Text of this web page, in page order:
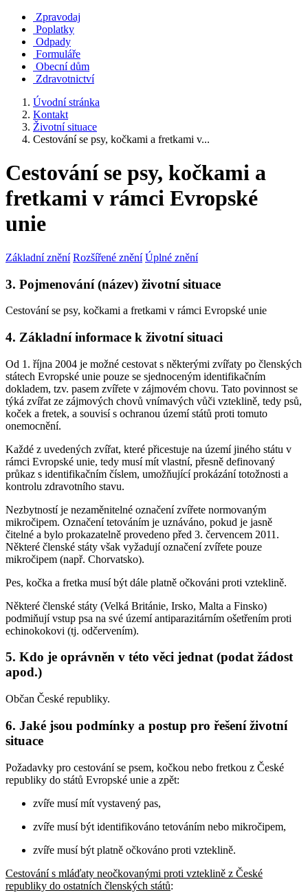
Zpravodaj
Poplatky
Odpady
Formuláře
Obecní dům
Zdravotnictví
Úvodní stránka
Kontakt
Životní situace
Cestování se psy, kočkami a fretkami v...
Cestování se psy, kočkami a
fretkami v rámci Evropské
unie
Základní znění Rozšířené znění Úplné znění
3. Pojmenování (název) životní situace
Cestování se psy, kočkami a fretkami v rámci Evropské unie
4. Základní informace k životní situaci
Od 1. října 2004 je možné cestovat s některými zvířaty po členských
státech Evropské unie pouze se sjednoceným identifikačním
dokladem, tzv. pasem zvířete v zájmovém chovu. Tato povinnost se
týká zvířat ze zájmových chovů vnímavých vůči vzteklině, tedy psů,
koček a fretek, a souvisí s ochranou území států proti tomuto
onemocnění.
Každé z uvedených zvířat, které přicestuje na území jiného státu v
rámci Evropské unie, tedy musí mít vlastní, přesně definovaný
průkaz s identifikačním číslem, umožňující prokázání totožnosti a
kontrolu zdravotního stavu.
Nezbytností je nezaměnitelné označení zvířete normovaným
mikročipem. Označení tetováním je uznáváno, pokud je jasně
čitelné a bylo prokazatelně provedeno před 3. červencem 2011.
Některé členské státy však vyžadují označení zvířete pouze
mikročipem (např. Chorvatsko).
Pes, kočka a fretka musí být dále platně očkováni proti vzteklině.
Některé členské státy (Velká Británie, Irsko, Malta a Finsko)
podmiňují vstup psa na své území antiparazitárním ošetřením proti
echinokokovi (tj. odčervením).
5. Kdo je oprávněn v této věci jednat (podat žádost
apod.)
Občan České republiky.
6. Jaké jsou podmínky a postup pro řešení životní
situace
Požadavky pro cestování se psem, kočkou nebo fretkou z České
republiky do států Evropské unie a zpět:
zvíře musí mít vystavený pas,
zvíře musí být identifikováno tetováním nebo mikročipem,
zvíře musí být platně očkováno proti vzteklině.
Cestování s mláďaty neočkovanými proti vzteklině z České
republiky do ostatních členských států: